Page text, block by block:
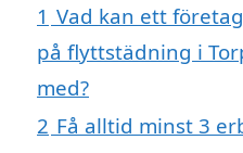
1 Vad kan ett
på flyttstädning i
med?
2 Få alltid minst 3